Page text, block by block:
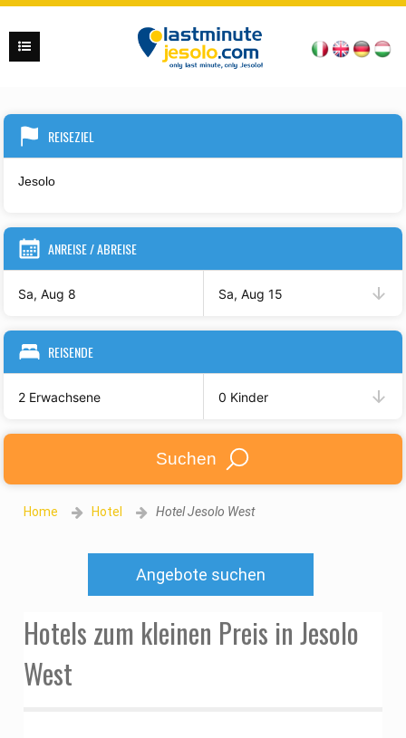
REISEZIEL
ANREISE / ABREISE
Sa, Aug 8 Sa, Aug 15
REISENDE
2 Erwachsene 0 Kinder
Suchen
Home Hotel Hotel Jesolo West
Angebote suchen
Hotels zum kleinen Preis in Jesolo
West